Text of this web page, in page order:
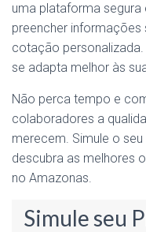
uma plataforma segura
preencher
cotação
se adapta melhor às
Não perca tempo e
colaboradores a
merecem. Simule o
descubra as melhores
no Amazonas.
Simule seu